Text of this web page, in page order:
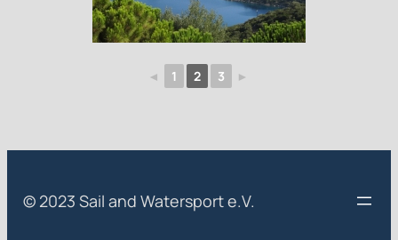
◄ 1 2 3 ►
© 2023 Sail and Watersport e.V.